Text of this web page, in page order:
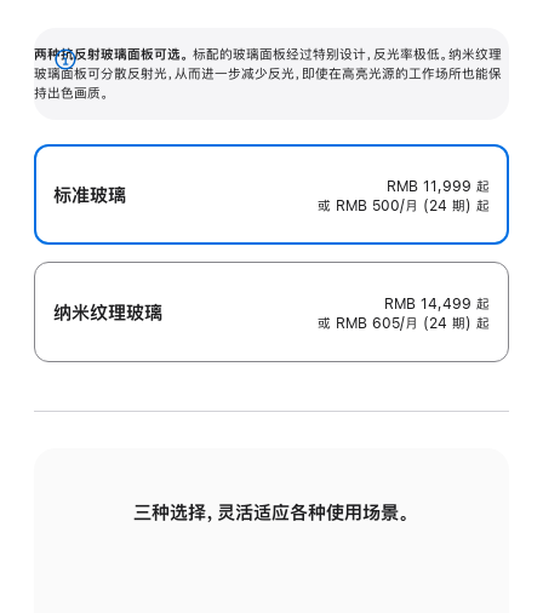
两种抗反射玻璃面板可选。 标配的玻璃面板经过特别设计，反光率极低。纳米纹理
玻璃面板可分散反射光，从而进一步减少反光，即使在高亮光源的工作场所也能保
持出色画质。
展
开
标准玻璃 RMB 11,999 起
或 RMB 500/月 (24 期) 起
纳米纹理玻璃 RMB 14,499 起
或 RMB 605/月 (24 期) 起
三种选择，灵活适应各种使用场景。